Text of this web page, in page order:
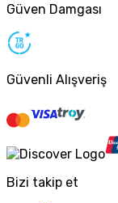
Güven Damgası
Güvenli Alışveriş
Bizi takip et